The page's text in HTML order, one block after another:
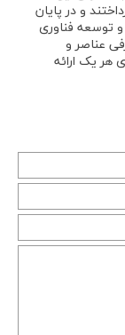
و در پایان
توسعه فناوری
عناصر و
هر یک ارائه